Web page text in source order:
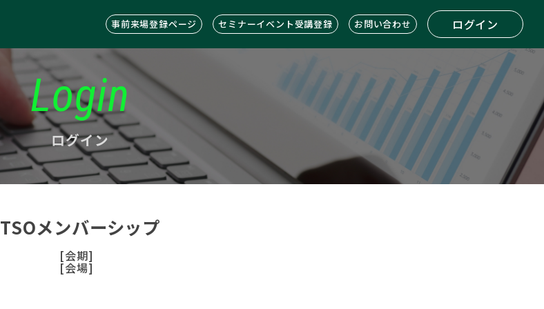
事前来場登録ページ セミナーイベント受講登録 お問い合わせ ログイン
Login
ログイン
TSOメンバーシップ
[会期]
[会場]